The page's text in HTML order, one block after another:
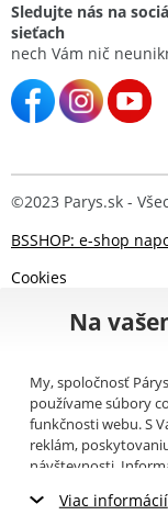
Sledujte nás na
sieťach
nech Vám nič
©2023 Parys.sk -
BSSHOP: e-shop
Cookies
Na
My, spoločnosť
používame súbory
funkčnosti webu. S
reklám,
návštevnosti.
(napríklad Google).Tu
Viac informácií